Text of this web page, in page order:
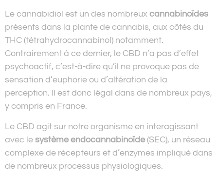
Le cannabidiol est un des nombreux cannabinoïdes
présents dans la plante de cannabis, aux côtés du
THC (tétrahydrocannabinol) notamment.
Contrairement à ce dernier, le CBD n’a pas d’effet
psychoactif, c’est-à-dire qu’il ne provoque pas de
sensation d’euphorie ou d’altération de la
perception. Il est donc légal dans de nombreux pays,
y compris en France.
Le CBD agit sur notre organisme en interagissant
avec le système endocannabinoïde(SEC), un réseau
complexe de récepteurs et d’enzymes impliqué dans
de nombreux processus physiologiques.